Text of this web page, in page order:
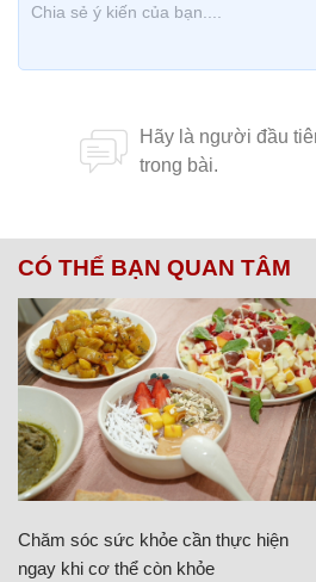
CÓ THỂ BẠN QUAN TÂM
Chăm sóc sức khỏe cần thực hiện
ngay khi cơ thể còn khỏe